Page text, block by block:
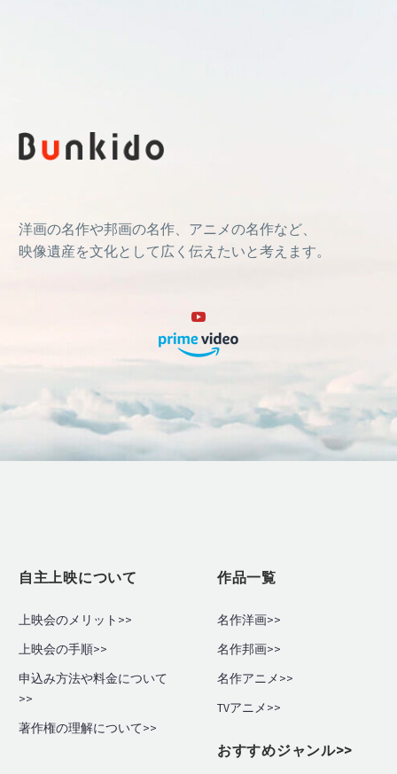
洋画の名作や邦画の名作、アニメの名作など、
映像遺産を文化として広く伝えたいと考えます。
自主上映について
上映会のメリット>>
上映会の手順>>
申込み方法や料金について
>>
著作権の理解について>>
作品一覧
名作洋画>>
名作邦画>>
名作アニメ>>
TVアニメ>>
おすすめジャンル>>